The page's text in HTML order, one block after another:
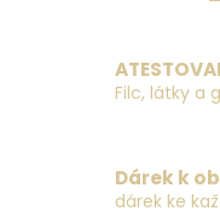
Filc, látky a
Dárek k
dárek ke